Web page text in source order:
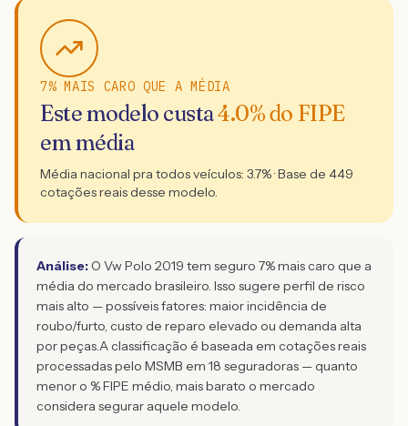
7% MAIS CARO QUE A MÉDIA
Este modelo custa4.0% do FIPE
em média
Média nacional pra todos veículos: 3.7% · Base de 449
cotações reais desse modelo.
Análise: O Vw Polo 2019 tem seguro 7% mais caro que a
média do mercado brasileiro. Isso sugere perfil de risco
mais alto — possíveis fatores: maior incidência de
roubo/furto, custo de reparo elevado ou demanda alta
por peças.A classificação é baseada em cotações reais
processadas pelo MSMB em 18 seguradoras — quanto
menor o % FIPE médio, mais barato o mercado
considera segurar aquele modelo.